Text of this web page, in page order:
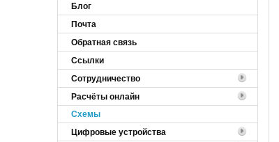
Блог
Почта
Обратная связь
Ссылки
Сотрудничество
Расчёты онлайн
Cхемы
Цифровые устройства